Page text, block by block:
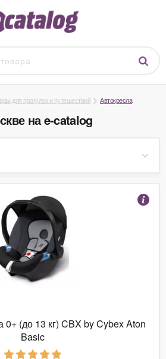
для прогулок и путешествий Автокресла
на e-catalog
0+ (до 13 кг) CBX by Cybex Aton
Basic